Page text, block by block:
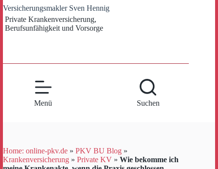
Versicherungsmakler Sven Hennig
Private Krankenversicherung,
Berufsunfähigkeit und Vorsorge
Menü Suchen
Home: online-pkv.de » PKV BU Blog »
Krankenversicherung » Private KV » Wie bekomme ich